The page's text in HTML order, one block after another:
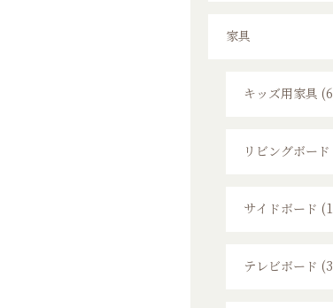
家具
キッズ用家具
リビングボー
サイドボード
テレビボード